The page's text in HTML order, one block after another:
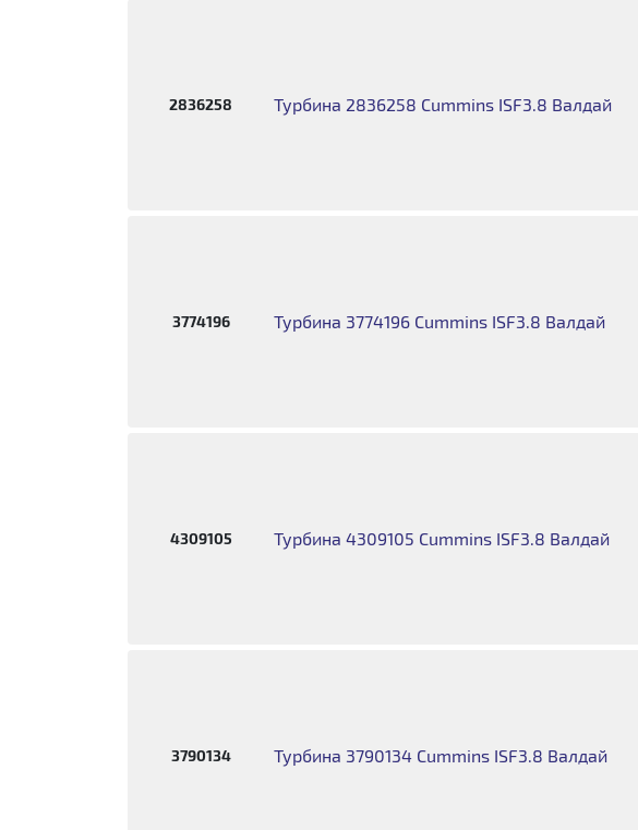
2836258 Турбина 2836258 Cummins ISF3.8 Валдай
3774196 Турбина 3774196 Cummins ISF3.8 Валдай
4309105 Турбина 4309105 Cummins ISF3.8 Валдай
3790134 Турбина 3790134 Cummins ISF3.8 Валдай